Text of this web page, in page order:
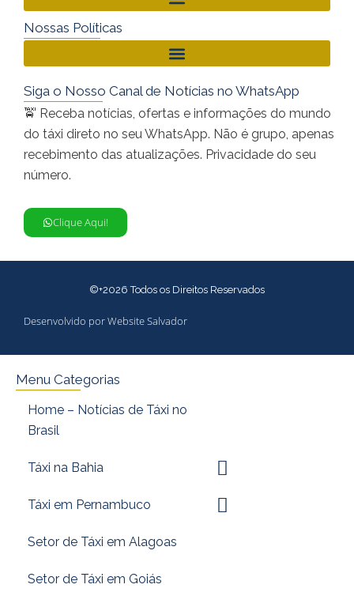
Nossas Políticas
Siga o Nosso Canal de Notícias no WhatsApp
🚖 Receba notícias, ofertas e informações do mundo
do táxi direto no seu WhatsApp. Não é grupo, apenas
recebimento das atualizações. Privacidade do seu
número.
Clique Aqui!
©+2026 Todos os Direitos Reservados
Desenvolvido por Website Salvador
Menu Categorias
Home – Notícias de Táxi no
Brasil
Táxi na Bahia
Táxi em Pernambuco
Setor de Táxi em Alagoas
Setor de Táxi em Goiás